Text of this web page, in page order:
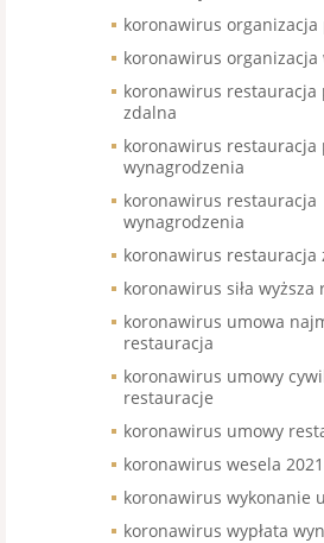
koronawirus organizacja
koronawirus organizacja
koronawirus restauracja
zdalna
koronawirus restauracja
wynagrodzenia
koronawirus restauracja
wynagrodzenia
koronawirus restauracja
koronawirus siła wyższa
koronawirus umowa
restauracja
koronawirus umowy
restauracje
koronawirus umowy
koronawirus wesela 2021
koronawirus wykonanie
koronawirus wypłata